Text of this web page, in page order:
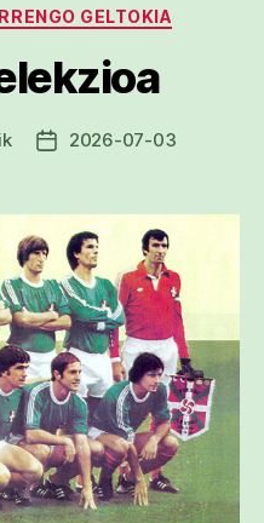
GELTOKIA
Argitalpenaren
2026-07-03